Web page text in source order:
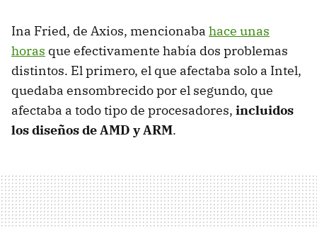
Ina Fried, de Axios, mencionaba hace unas
horas que efectivamente había dos problemas
distintos. El primero, el que afectaba solo a Intel,
quedaba ensombrecido por el segundo, que
afectaba a todo tipo de procesadores, incluidos
los diseños de AMD y ARM.